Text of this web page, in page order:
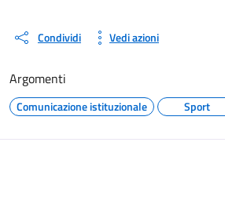
Condividi Vedi azioni
Argomenti
Comunicazione istituzionale Sport